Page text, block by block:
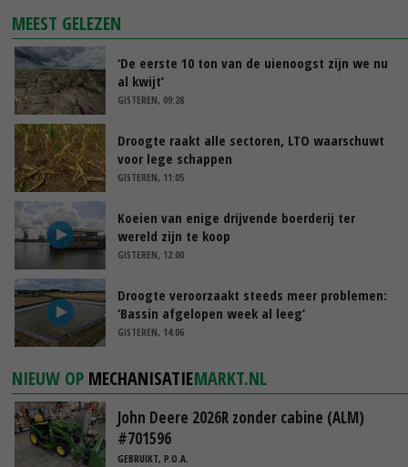
MEEST GELEZEN
‘De eerste 10 ton van de uienoogst zijn we nu
al kwijt’
GISTEREN, 09:28
Droogte raakt alle sectoren, LTO waarschuwt
voor lege schappen
GISTEREN, 11:05
Koeien van enige drijvende boerderij ter
wereld zijn te koop
GISTEREN, 12:00
Droogte veroorzaakt steeds meer problemen:
‘Bassin afgelopen week al leeg’
GISTEREN, 14:06
NIEUW OP MECHANISATIEMARKT.NL
John Deere 2026R zonder cabine (ALM)
#701596
GEBRUIKT, P.O.A.